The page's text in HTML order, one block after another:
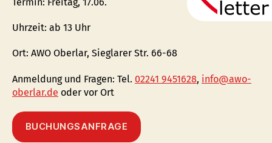
Uhrzeit: ab 13 Uhr
Ort: AWO Oberlar, Sieglarer Str. 66-68
Anmeldung und Fragen: Tel. 02241 9451628, info@awo-
oberlar.de oder vor Ort
BUCHUNGSANFRAGE